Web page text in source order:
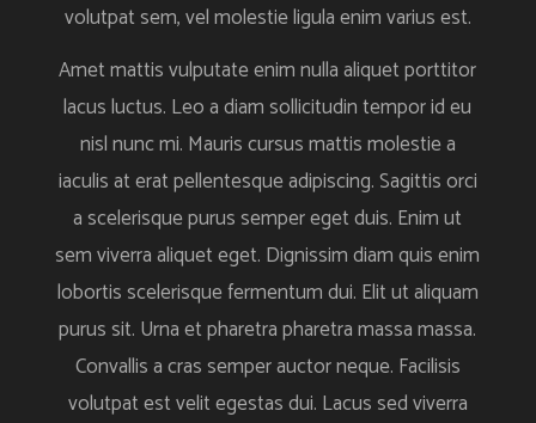
volutpat sem, vel molestie ligula enim varius est.
Amet mattis vulputate enim nulla aliquet porttitor
lacus luctus. Leo a diam sollicitudin tempor id eu
nisl nunc mi. Mauris cursus mattis molestie a
iaculis at erat pellentesque adipiscing. Sagittis orci
a scelerisque purus semper eget duis. Enim ut
sem viverra aliquet eget. Dignissim diam quis enim
lobortis scelerisque fermentum dui. Elit ut aliquam
purus sit. Urna et pharetra pharetra massa massa.
Convallis a cras semper auctor neque. Facilisis
volutpat est velit egestas dui. Lacus sed viverra